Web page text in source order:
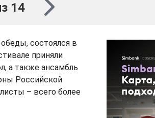
14
состоялся в
приняли
а также ансамбль
Российской
– всего более